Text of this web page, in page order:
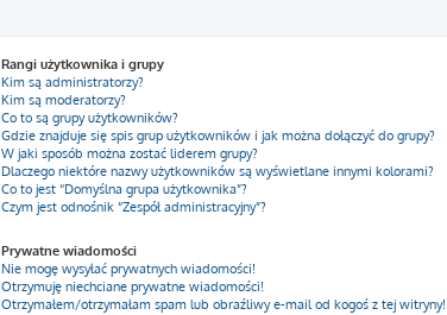
Rangi użytkownika i grupy
Kim są administratorzy?
Kim są moderatorzy?
Co to są grupy użytkowników?
Gdzie znajduje się spis grup użytkowników i jak można dołączyć do grupy?
W jaki sposób można zostać liderem grupy?
Dlaczego niektóre nazwy użytkowników są wyświetlane innymi kolorami?
Co to jest “Domyślna grupa użytkownika”?
Czym jest odnośnik “Zespół administracyjny”?
Prywatne wiadomości
Nie mogę wysyłać prywatnych wiadomości!
Otrzymuję niechciane prywatne wiadomości!
Otrzymałem/otrzymałam spam lub obraźliwy e-mail od kogoś z tej witryny!